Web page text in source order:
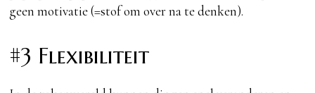
geen motivatie (=stof om over na te denken).
#3 Flexibiliteit